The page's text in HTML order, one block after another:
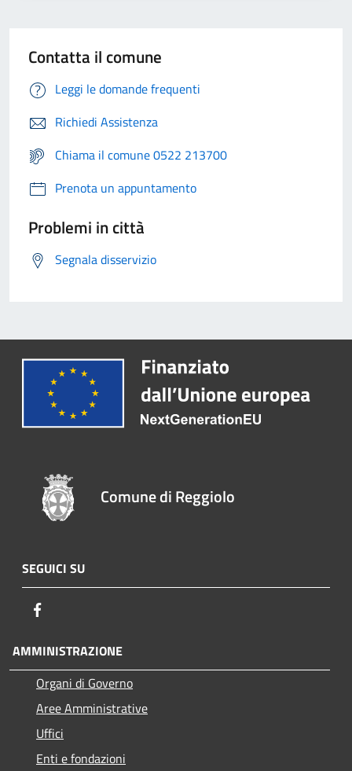
Contatta il comune
Leggi le domande frequenti
Richiedi Assistenza
Chiama il comune 0522 213700
Prenota un appuntamento
Problemi in città
Segnala disservizio
Comune di Reggiolo
SEGUICI SU
AMMINISTRAZIONE
Organi di Governo
Aree Amministrative
Uffici
Enti e fondazioni